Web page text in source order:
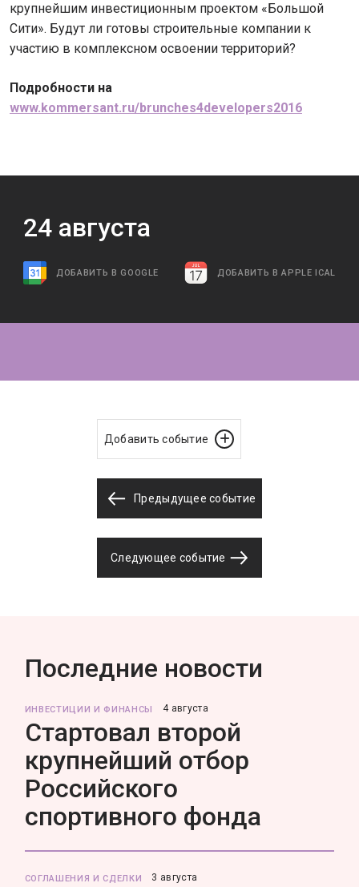
крупнейшим инвестиционным проектом «Большой
Сити». Будут ли готовы строительные компании к
участию в комплексном освоении территорий?
Подробности на
www. kommersant.ru/brunches4developers2016
24августа
ДОБАВИТЬ В GOOGLE ДОБАВИТЬ В APPLE ICAL
Добавить событие
Предыдущее событие
Следующее событие
Последние новости
ИНВЕСТИЦИИ И ФИНАНСЫ 4 августа
Стартовал второй
крупнейший отбор
Российского
спортивного фонда
СОГЛАШЕНИЯ И СДЕЛКИ 3 августа